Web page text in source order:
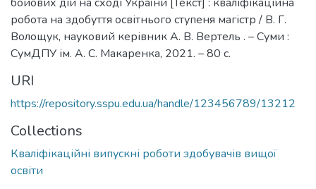
робота на здобуття освітнього ступеня магістр / В. Г.
Волощук, науковий керівник А. В. Вертель . – Суми :
СумДПУ ім. А. С. Макаренка, 2021. – 80 с.
URI
https://repository.sspu.edu.ua/handle/123456789/13212
Collections
Кваліфікаційні випускні роботи здобувачів вищої
освіти